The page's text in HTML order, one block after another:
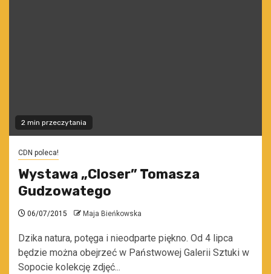
2 min przeczytania
CDN poleca!
Wystawa „Closer” Tomasza
Gudzowatego
06/07/2015 Maja Bieńkowska
Dzika natura, potęga i nieodparte piękno. Od 4 lipca
będzie można obejrzeć w Państwowej Galerii Sztuki w
Sopocie kolekcję zdjęć...